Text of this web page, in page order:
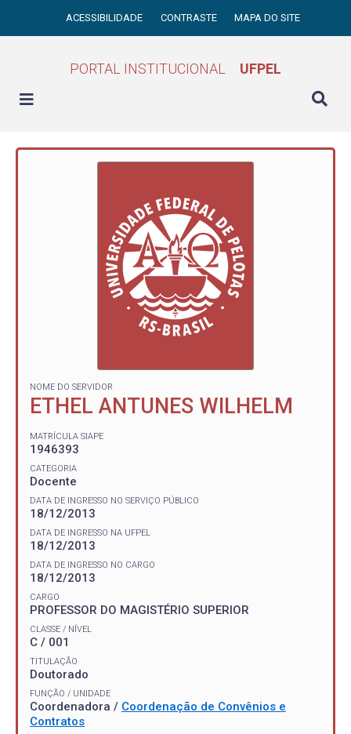
ACESSIBILIDADE CONTRASTE MAPA DO SITE
PORTAL INSTITUCIONAL UFPEL
NOME DO SERVIDOR
ETHEL ANTUNES WILHELM
MATRÍCULA SIAPE
1946393
CATEGORIA
Docente
DATA DE INGRESSO NO SERVIÇO PÚBLICO
18/12/2013
DATA DE INGRESSO NA UFPEL
18/12/2013
DATA DE INGRESSO NO CARGO
18/12/2013
CARGO
PROFESSOR DO MAGISTÉRIO SUPERIOR
CLASSE / NÍVEL
C / 001
TITULAÇÃO
Doutorado
FUNÇÃO / UNIDADE
Coordenadora / Coordenação de Convênios e
Contratos